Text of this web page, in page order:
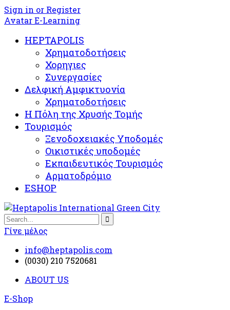
Sign in or Register
Avatar E-Learning
HEPTAPOLIS
Χρηματοδοτήσεις
Χορηγιες
Συνεργασίες
Δελφική Αμφικτυονία
Χρηματοδοτήσεις
Η Πόλη της Χρυσής Τομής
Τουρισμός
Ξενοδοχειακές Υποδομές​
Oικιστικές υποδομές
Εκπαιδευτικός Τουρισμός
Αρματοδρόμιο
ESHOP
Γίνε μέλος
info@heptapolis.com
(0030) 210 7520681
ABOUT US
E-Shop